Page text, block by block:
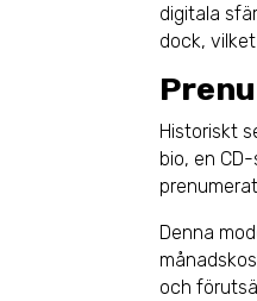
digitala
dock,
Historiskt
bio, en
Denna
och